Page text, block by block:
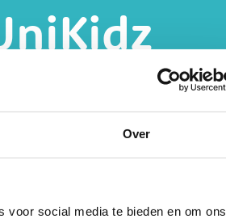
Over
voor social media te bieden en om ons